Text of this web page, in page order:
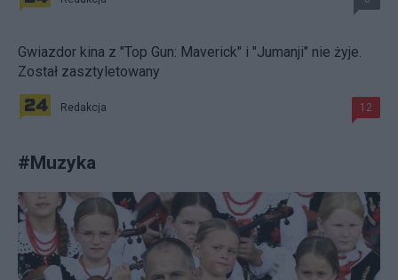
Gwiazdor kina z "Top Gun: Maverick" i "Jumanji" nie żyje.
Został zasztyletowany
Redakcja 12
#Muzyka